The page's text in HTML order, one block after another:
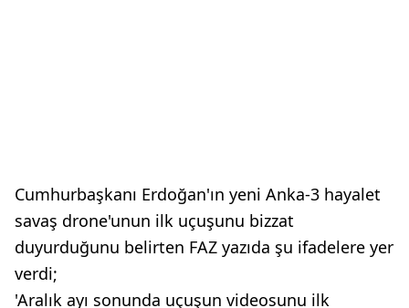
Cumhurbaşkanı Erdoğan'ın yeni Anka-3 hayalet
savaş drone'unun ilk uçuşunu bizzat
duyurduğunu belirten FAZ yazıda şu ifadelere yer
verdi;
'Aralık ayı sonunda uçuşun videosunu ilk